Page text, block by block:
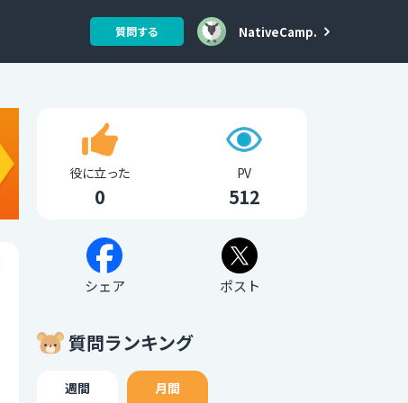
質問する NativeCamp.
役に立った
0
PV
512
シェア ポスト
質問ランキング
週間 月間